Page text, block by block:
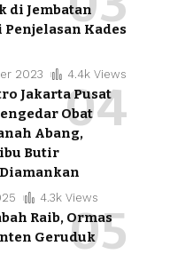
di Jembatan
Kades
2023 4.4k Views
Jakarta Pusat
Obat
Abang,
Butir
4.3k Views
Raib, Ormas
Geruduk